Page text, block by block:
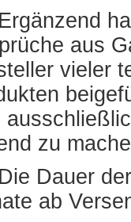
aus
vieler
zu
Dauer
ab